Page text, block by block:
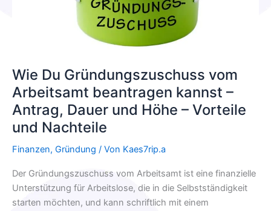
Wie Du Gründungszuschuss vom
Arbeitsamt beantragen kannst –
Antrag, Dauer und Höhe – Vorteile
und Nachteile
Finanzen, Gründung / Von Kaes7rip.a
Der Gründungszuschuss vom Arbeitsamt ist eine finanzielle
Unterstützung für Arbeitslose, die in die Selbstständigkeit
starten möchten, und kann schriftlich mit einem
–
Vorteile
und
Nachteile